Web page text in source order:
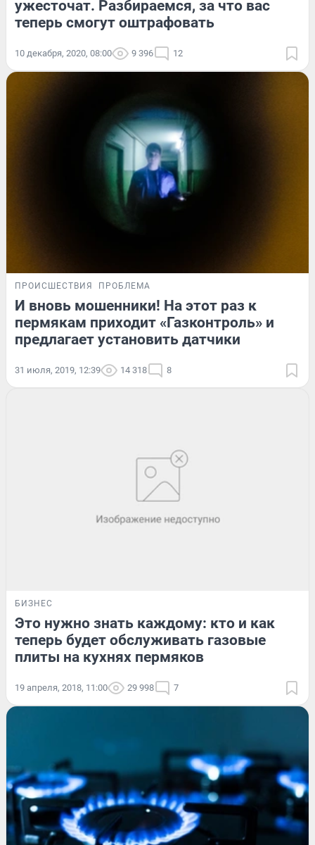
ужесточат. Разбираемся, за что вас
теперь смогут оштрафовать
10 декабря, 2020, 08:00 9 396 12
ПРОИСШЕСТВИЯ ПРОБЛЕМА
И вновь мошенники! На этот раз к
пермякам приходит «Газконтроль» и
предлагает установить датчики
31 июля, 2019, 12:39 14 318 8
БИЗНЕС
Это нужно знать каждому: кто и как
теперь будет обслуживать газовые
плиты на кухнях пермяков
19 апреля, 2018, 11:00 29 998 7